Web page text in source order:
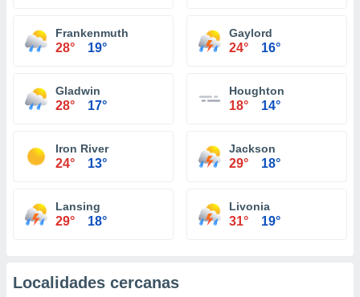
Frankenmuth
28° 19°
Gaylord
24° 16°
Gladwin
28° 17°
Houghton
18° 14°
Iron River
24° 13°
Jackson
29° 18°
Lansing
29° 18°
Livonia
31° 19°
Localidades cercanas